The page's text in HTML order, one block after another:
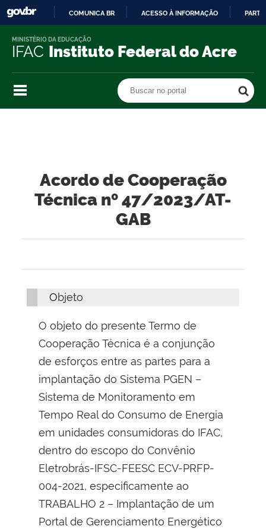
O
COMUNICA BR ACESSO À INFORMAÇÃO
IFAC Instituto Federal do Acre
MINISTÉRIO DA EDUCAÇÃO
Buscar no portal
Acordo de Cooperação
Técnica nº 47/2023/AT-
GAB
Objeto
O objeto do presente Termo de
Cooperação Técnica é a conjunção
de esforços entre as partes para a
implantação do Sistema PGEN –
Sistema de Monitoramento em
Tempo Real do Consumo de Energia
em unidades consumidoras do IFAC,
dentro do escopo do Convênio
Eletrobrás-IFSC-FEESC ECV-PRFP-
004-2021, especificamente ao
TRABALHO 2 – Implantação de um
Portal de Gerenciamento Energético